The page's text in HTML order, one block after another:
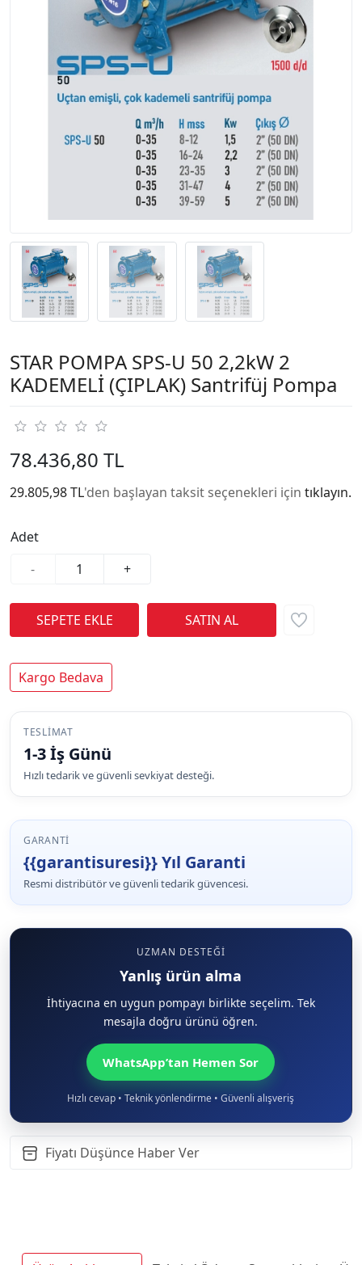
STAR POMPA SPS-U 50 2,2kW 2
KADEMELİ (ÇIPLAK) Santrifüj Pompa
78.436,80 TL
29.805,98 TL'den başlayan taksit seçenekleri için tıklayın.
Adet
-
+
Kargo Bedava
TESLIMAT
1-3 İş Günü
Hızlı tedarik ve güvenli sevkiyat desteği.
GARANTI
{{garantisuresi}} Yıl Garanti
Resmi distribütör ve güvenli tedarik güvencesi.
UZMAN DESTEĞI
Yanlış ürün alma
İhtiyacına en uygun pompayı birlikte seçelim. Tek
mesajla doğru ürünü öğren.
WhatsApp’tan Hemen Sor
Hızlı cevap • Teknik yönlendirme • Güvenli alışveriş
Fiyatı Düşünce Haber Ver